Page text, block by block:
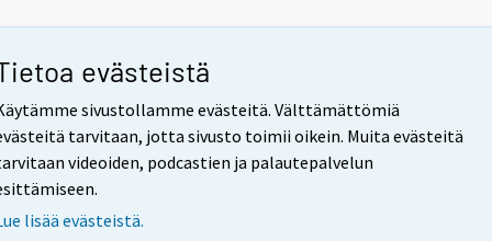
evästeistä
sivustollamme evästeitä. Välttämättömiä
tarvitaan, jotta sivusto toimii oikein. Muita evästeitä
videoiden, podcastien ja palautepalvelun
lisää evästeistä.